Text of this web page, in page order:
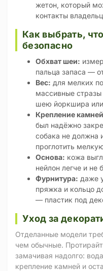
жетон, который
контакты
Как выбрать,
безопасно
Обхват шеи:
пальца запаса —
Вес: для мелких
массивные
шею йоркшира или
Крепление
был надёжно
собака не должна
проглотить
Основа: кожа
нейлон легче и не
Фурнитура: даже
пряжка и кольцо
— пластик под
Уход за
Отделанные модели
чем обычные.
замачивая надолго:
крепление камней и